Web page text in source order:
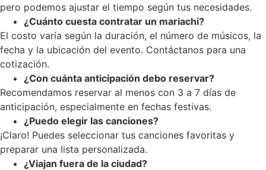
pero podemos ajustar el tiempo según tus necesidades.
¿Cuánto cuesta contratar un mariachi?
El costo varía según la duración, el número de músicos, la
fecha y la ubicación del evento. Contáctanos para una
cotización.
¿Con cuánta anticipación debo reservar?
Recomendamos reservar al menos con 3 a 7 días de
anticipación, especialmente en fechas festivas.
¿Puedo elegir las canciones?
¡Claro! Puedes seleccionar tus canciones favoritas y
preparar una lista personalizada.
¿Viajan fuera de la ciudad?